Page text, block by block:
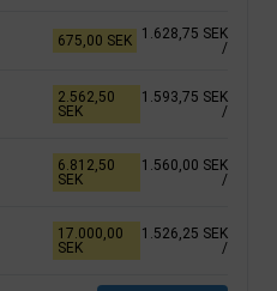
675,00 SEK
1.628,75 SEK
/
2.562,50
SEK
1.593,75 SEK
/
6.812,50
SEK
1.560,00 SEK
/
17.000,00
SEK
1.526,25 SEK
/